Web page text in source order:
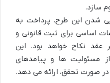
سازد.
شدن این طرح، پرداخت به
اساسی برای ثبت قانونی و
عقد نکاح خواهد بود. این
مسئولیت ها و پیامدهای
در صورت تحقق، ارائه می دهد.